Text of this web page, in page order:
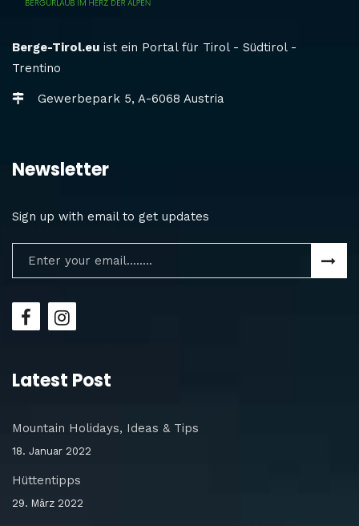
Berge-Tirol.eu ist ein Portal für Tirol - Südtirol -
Trentino
Gewerbepark 5, A-6068 Austria
Newsletter
Sign up with email to get updates
Latest Post
Mountain Holidays, Ideas & Tips
18. Januar 2022
Hüttentipps
29. März 2022